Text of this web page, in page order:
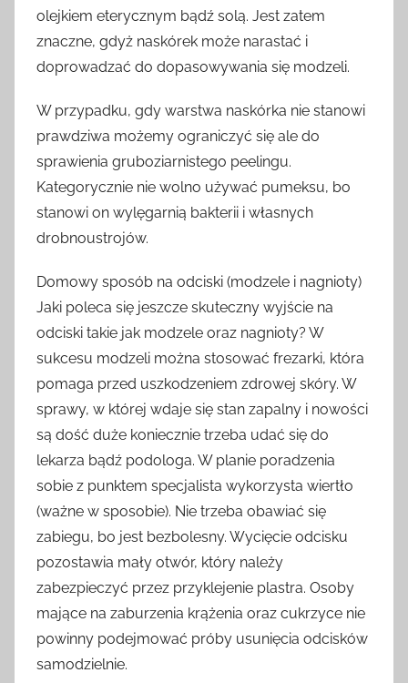
olejkiem eterycznym bądź solą. Jest zatem
znaczne, gdyż naskórek może narastać i
doprowadzać do dopasowywania się modzeli.
W przypadku, gdy warstwa naskórka nie stanowi
prawdziwa możemy ograniczyć się ale do
sprawienia gruboziarnistego peelingu.
Kategorycznie nie wolno używać pumeksu, bo
stanowi on wylęgarnią bakterii i własnych
drobnoustrojów.
Domowy sposób na odciski (modzele i nagnioty)
Jaki poleca się jeszcze skuteczny wyjście na
odciski takie jak modzele oraz nagnioty? W
sukcesu modzeli można stosować frezarki, która
pomaga przed uszkodzeniem zdrowej skóry. W
sprawy, w której wdaje się stan zapalny i nowości
są dość duże koniecznie trzeba udać się do
lekarza bądź podologa. W planie poradzenia
sobie z punktem specjalista wykorzysta wiertło
(ważne w sposobie). Nie trzeba obawiać się
zabiegu, bo jest bezbolesny. Wycięcie odcisku
pozostawia mały otwór, który należy
zabezpieczyć przez przyklejenie plastra. Osoby
mające na zaburzenia krążenia oraz cukrzyce nie
powinny podejmować próby usunięcia odcisków
samodzielnie.